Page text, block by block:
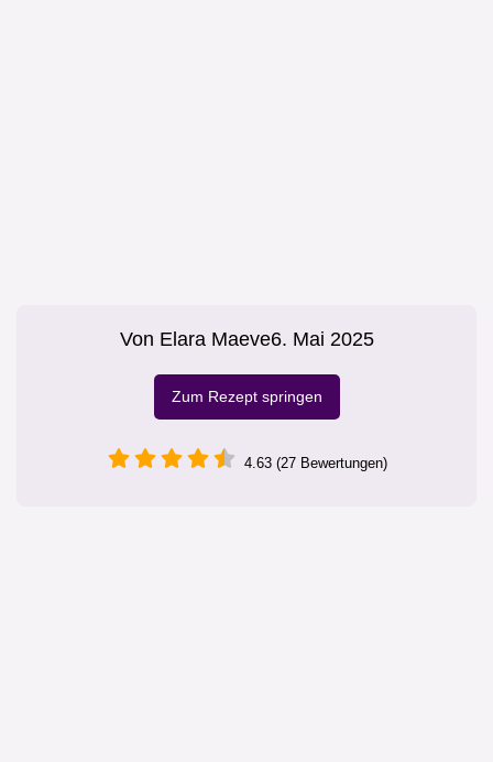
Von Elara Maeve6. Mai 2025
Zum Rezept springen
4.63 (27 Bewertungen)